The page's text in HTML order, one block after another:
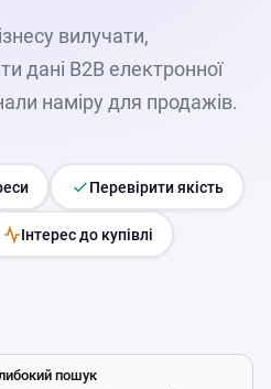
вилучати,
дані B2B електронної
наміру для продажів.
Перевірити якість
Інтерес до купівлі
пошук